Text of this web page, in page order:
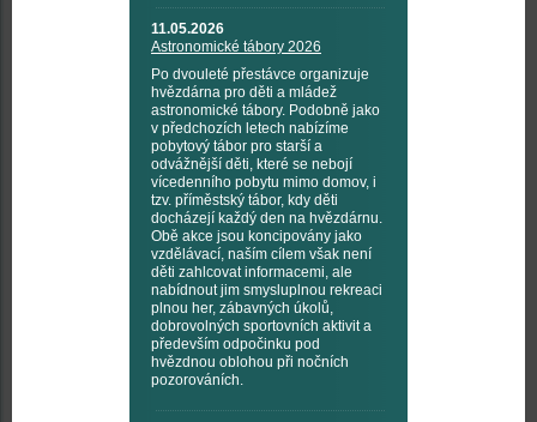
11.05.2026
Astronomické tábory 2026
Po dvouleté přestávce organizuje
hvězdárna pro děti a mládež
astronomické tábory. Podobně jako
v předchozích letech nabízíme
pobytový tábor pro starší a
odvážnější děti, které se nebojí
vícedenního pobytu mimo domov, i
tzv. příměstský tábor, kdy děti
docházejí každý den na hvězdárnu.
Obě akce jsou koncipovány jako
vzdělávací, naším cílem však není
děti zahlcovat informacemi, ale
nabídnout jim smysluplnou rekreaci
plnou her, zábavných úkolů,
dobrovolných sportovních aktivit a
především odpočinku pod
hvězdnou oblohou při nočních
pozorováních.